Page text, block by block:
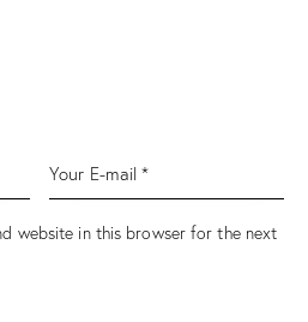
website in this browser for the next